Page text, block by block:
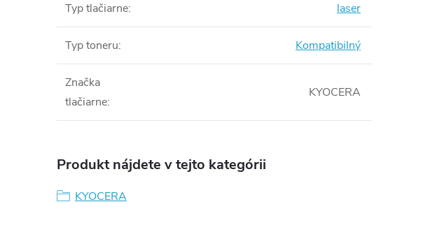
Typ tlačiarne: laser
Typ toneru: Kompatibilný
Značka
tlačiarne:
KYOCERA
Produkt nájdete v tejto kategórii
KYOCERA